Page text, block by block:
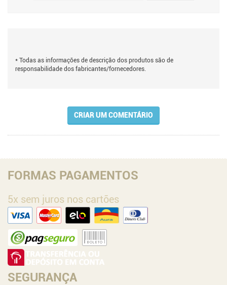
* Todas as informações de descrição dos produtos são de
responsabilidade dos fabricantes/fornecedores.
CRIAR UM COMENTÁRIO
FORMAS PAGAMENTOS
5x sem juros nos cartões
SEGURANÇA